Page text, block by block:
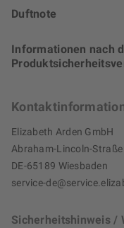
Duftnote
Informationen nach
Elizabeth Arden GmbH
Abraham-Lincoln-Straße
DE-65189 Wiesbaden
service-
Sicherheitshinweis /